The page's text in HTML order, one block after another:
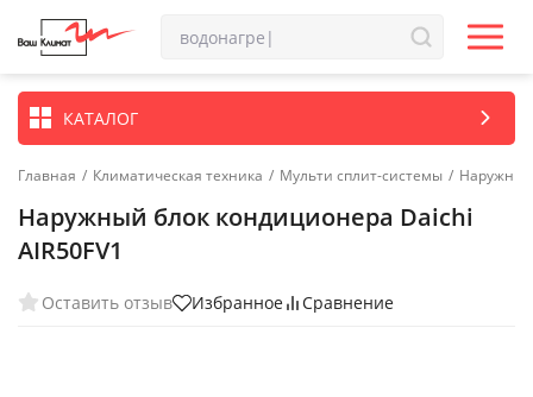
КАТАЛОГ
Главная / Климатическая техника / Мульти сплит-системы / Наружные
Наружный блок кондиционера Daichi
AIR50FV1
Оставить отзыв Избранное Сравнение